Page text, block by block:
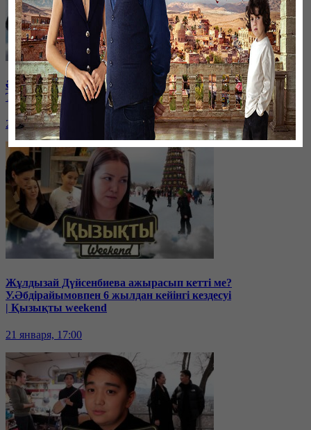
Әнші-композитор Ұшқын Жамалбек пен жұбайы Жайна
Толқынмен эксклюзив сұхбат | Қызықты weekend
28 января, 17:00
Жұлдызай Дүйсенбиева ажырасып кетті ме?
У.Әбдірайымовпен 6 жылдан кейінгі кездесуі
| Қызықты weekend
21 января, 17:00